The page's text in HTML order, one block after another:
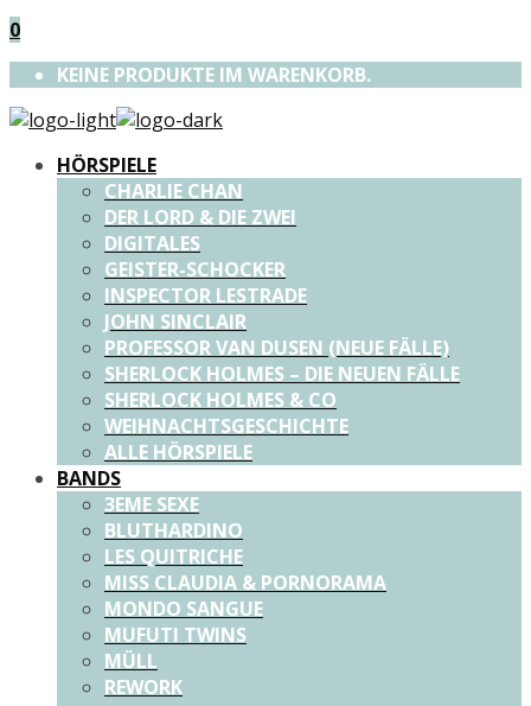
0
KEINE PRODUKTE IM WARENKORB.
HÖRSPIELE
CHARLIE CHAN
DER LORD & DIE ZWEI
DIGITALES
GEISTER-SCHOCKER
INSPECTOR LESTRADE
JOHN SINCLAIR
PROFESSOR VAN DUSEN (NEUE FÄLLE)
SHERLOCK HOLMES – DIE NEUEN FÄLLE
SHERLOCK HOLMES & CO
WEIHNACHTSGESCHICHTE
ALLE HÖRSPIELE
BANDS
3EME SEXE
BLUTHARDINO
LES QUITRICHE
MISS CLAUDIA & PORNORAMA
MONDO SANGUE
MUFUTI TWINS
MÜLL
REWORK